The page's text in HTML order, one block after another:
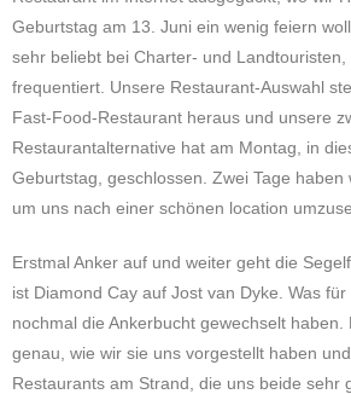
Geburtstag am 13. Juni ein wenig feiern
sehr beliebt bei Charter- und
frequentiert. Unsere Restaurant-Auswahl
Fast-Food-Restaurant heraus und unsere
Restaurantalternative hat am Montag, in
Geburtstag, geschlossen. Zwei Tage haben
um uns nach einer schönen location
Erstmal Anker auf und weiter geht die
ist Diamond Cay auf Jost van Dyke. Was
nochmal die Ankerbucht gewechselt haben.
genau, wie wir sie uns vorgestellt haben
Restaurants am Strand, die uns beide sehr